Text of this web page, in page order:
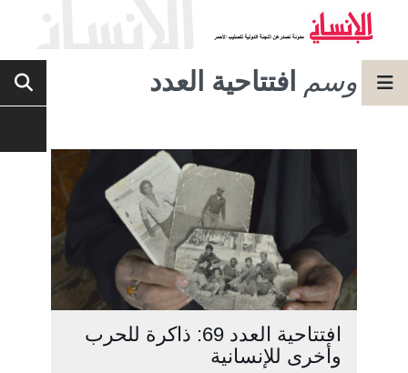
وسم افتتاحية العدد
افتتاحية العدد 69: ذاكرة للحرب
وأخرى للإنسانية